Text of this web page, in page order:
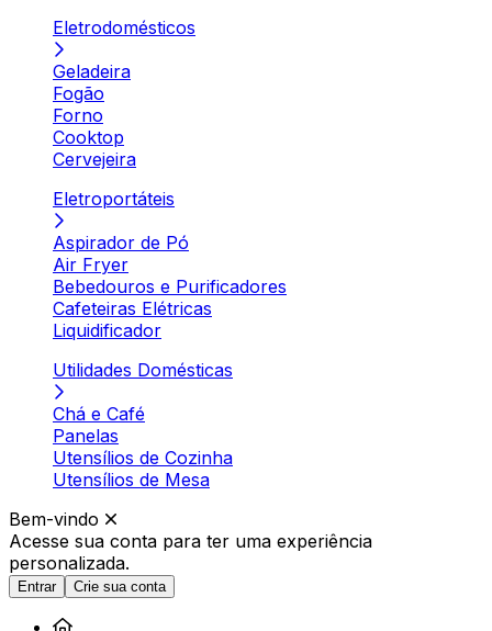
Eletrodomésticos
Geladeira
Fogão
Forno
Cooktop
Cervejeira
Eletroportáteis
Aspirador de Pó
Air Fryer
Bebedouros e Purificadores
Cafeteiras Elétricas
Liquidificador
Utilidades Domésticas
Chá e Café
Panelas
Utensílios de Cozinha
Utensílios de Mesa
Bem-vindo
Acesse sua conta para ter uma experiência
personalizada.
Entrar Crie sua conta